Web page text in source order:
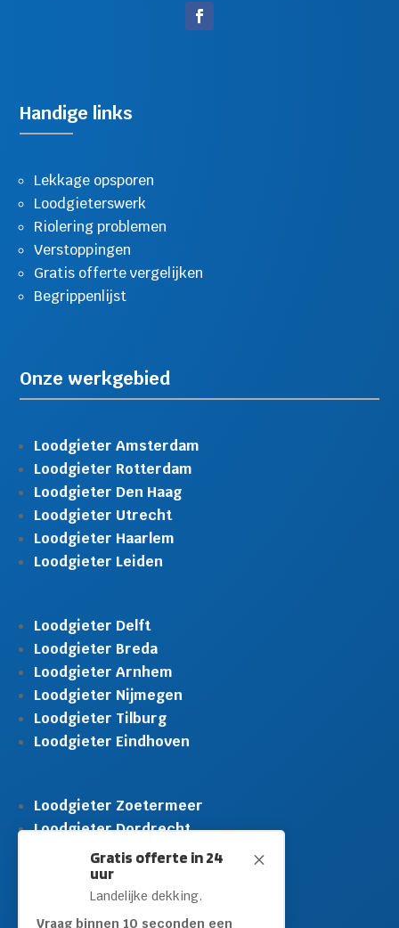
M
Gratis offerte in 24
uur
Landelijke dekking.
Vraag binnen 10 seconden een
Handige links
Lekkage opsporen
Loodgieterswerk
Riolering problemen
Verstoppingen
Gratis offerte vergelijken
Begrippenlijst
Onze werkgebied
Loodgieter Amsterdam
Loodgieter Rotterdam
Loodgieter Den Haag
Loodgieter Utrecht
Loodgieter Haarlem
Loodgieter Leiden
Loodgieter Delft
Loodgieter Breda
Loodgieter Arnhem
Loodgieter Nijmegen
Loodgieter Tilburg
Loodgieter Eindhoven
Loodgieter Zoetermeer
Loodgieter Dordrecht
Loodgieter Rijswijk
Loodgieter Schiedam
Loodgieter Leidschendam
Loodgieter Hilversum